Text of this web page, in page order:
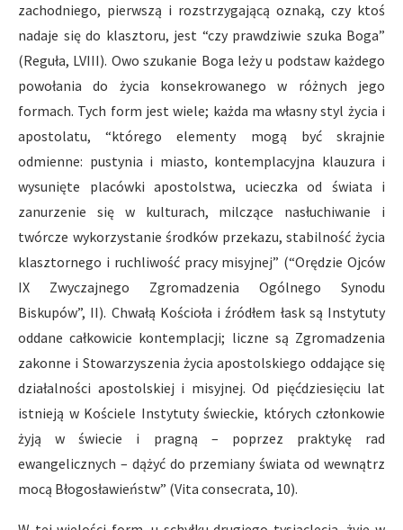
zachodniego, pierwszą i rozstrzygającą oznaką, czy ktoś
nadaje się do klasztoru, jest “czy prawdziwie szuka Boga”
(Reguła, LVIII). Owo szukanie Boga leży u podstaw każdego
powołania do życia konsekrowanego w różnych jego
formach. Tych form jest wiele; każda ma własny styl życia i
apostolatu, “którego elementy mogą być skrajnie
odmienne: pustynia i miasto, kontemplacyjna klauzura i
wysunięte placówki apostolstwa, ucieczka od świata i
zanurzenie się w kulturach, milczące nasłuchiwanie i
twórcze wykorzystanie środków przekazu, stabilność życia
klasztornego i ruchliwość pracy misyjnej” (“Orędzie Ojców
IX Zwyczajnego Zgromadzenia Ogólnego Synodu
Biskupów”, II). Chwałą Kościoła i źródłem łask są Instytuty
oddane całkowicie kontemplacji; liczne są Zgromadzenia
zakonne i Stowarzyszenia życia apostolskiego oddające się
działalności apostolskiej i misyjnej. Od pięćdziesięciu lat
istnieją w Kościele Instytuty świeckie, których członkowie
żyją w świecie i pragną – poprzez praktykę rad
ewangelicznych – dążyć do przemiany świata od wewnątrz
mocą Błogosławieństw” (Vita consecrata, 10).